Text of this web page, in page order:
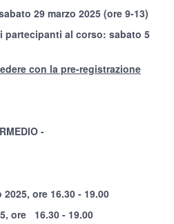
29 marzo 2025 (ore 9-13)
al corso: sabato 5
con la pre-registrazione
-
ore 16.30 - 19.00
ore 16.30 - 19.00